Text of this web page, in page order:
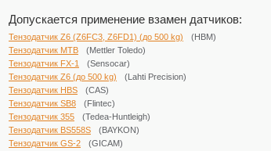
Допускается применение взамен датчиков:
Тензодатчик Z6 (Z6FC3, Z6FD1) (до 500 kg)
(HBM)
Тензодатчик MTB
(Mettler Toledo)
Тензодатчик FX-1
(Sensocar)
Тензодатчик Z6 (до 500 kg)
(Lahti Precision)
Тензодатчик HBS
(CAS)
Тензодатчик SB8
(Flintec)
Тензодатчик 355
(Tedea-Huntleigh)
Тензодатчик BS558S
(BAYKON)
Тензодатчик GS-2
(GICAM)